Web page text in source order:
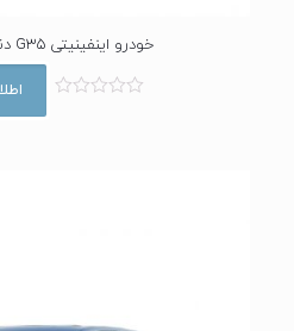
خودرو اینفینیتی G35 دنده ای سال 2005